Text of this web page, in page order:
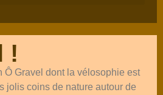
!
Ô Gravel dont la vélosophie est
jolis coins de nature autour de